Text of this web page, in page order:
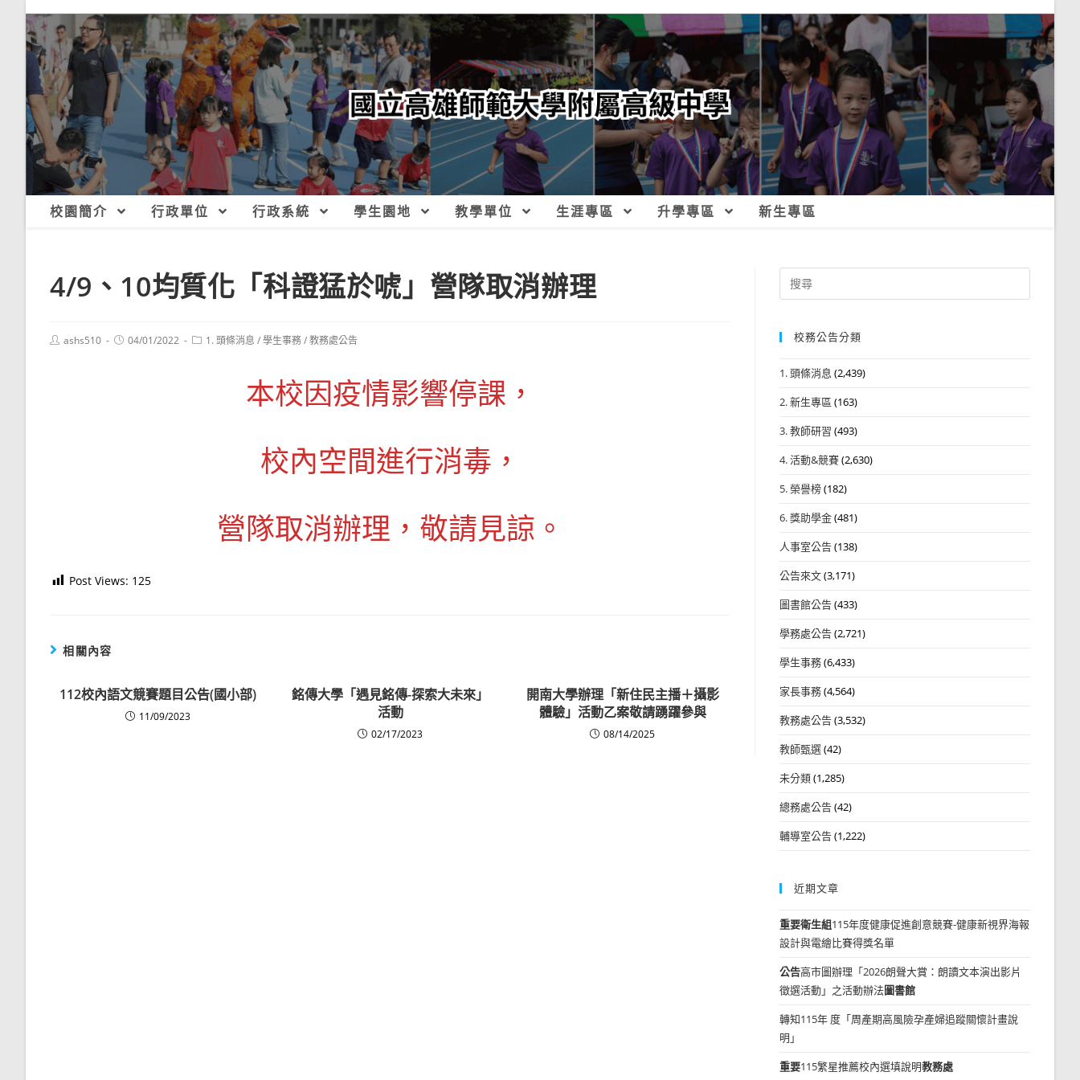
校園簡介 行政單位 行政系統 學生園地 教學單位 生涯專區 升學專區 新生專區
4/9、10均質化「科證猛於唬」營隊取消辦理
Postashs510
Post04/01/2022
Post1. 頭條消息 /學生事務/教務處公告
本校因疫情影響停課，
校內空間進行消毒，
營隊取消辦理，敬請見諒。
Post Views: 125
相關內容
112校內語文競賽題目公告(國小部)
11/09/2023
銘傳大學「遇見銘傳-探索大未來」
活動
02/17/2023
開南大學辦理「新住民主播＋攝影
體驗」活動乙案敬請踴躍參與
08/14/2025
Search
for:
校務公告分類
1. 頭條消息 (2,439)
2. 新生專區 (163)
3. 教師研習 (493)
4. 活動&競賽(2,630)
5. 榮譽榜(182)
6. 獎助學金(481)
人事室公告(138)
公告來文(3,171)
圖書館公告(433)
學務處公告(2,721)
學生事務(6,433)
家長事務(4,564)
教務處公告(3,532)
教師甄選(42)
未分類(1,285)
總務處公告(42)
輔導室公告(1,222)
近期文章
重要衛生組115年度健康促進創意競賽-健康新視界海報
設計與電繪比賽得獎名單
公告高市圖辦理「2026朗聲大賞：朗讀文本演出影片
徵選活動」之活動辦法圖書館
轉知115年 度「周產期高風險孕產婦追蹤關懷計畫說
明」
重要115繁星推薦校內選填說明教務處